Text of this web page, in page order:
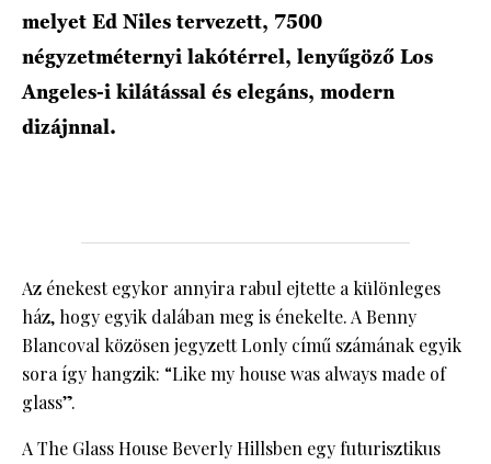
melyet Ed Niles tervezett, 7500
négyzetméternyi lakótérrel, lenyűgöző Los
Angeles-i kilátással és elegáns, modern
dizájnnal.
Az énekest egykor annyira rabul ejtette a különleges
ház, hogy egyik dalában meg is énekelte. A Benny
Blancoval közösen jegyzett Lonly című számának egyik
sora így hangzik: “Like my house was always made of
glass”.
A The Glass House Beverly Hillsben egy futurisztikus